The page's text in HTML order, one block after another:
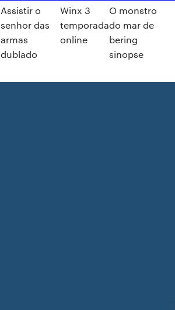
Assistir o
senhor das
armas
dublado
Winx 3
temporada
online
O monstro
do mar de
bering
sinopse